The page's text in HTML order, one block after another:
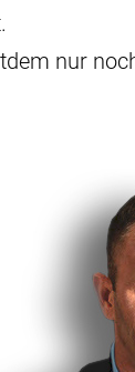
nur